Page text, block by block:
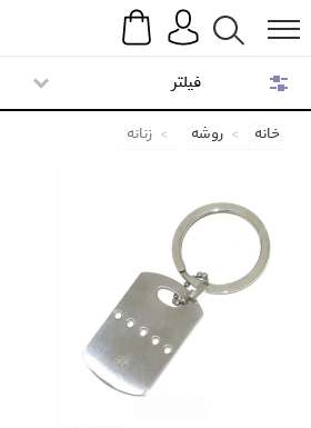
Search
خانه روشه زنانه
فیلتر